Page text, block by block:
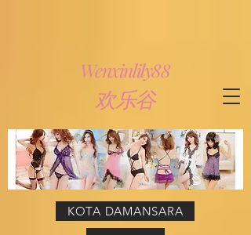
Wenxinlily88
欢乐谷
KOTA DAMANSARA